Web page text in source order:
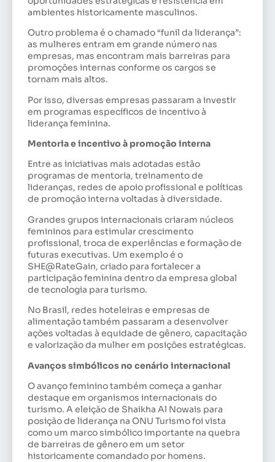
ambientes historicamente masculinos.
Outro problema é o chamado “funil da liderança”:
as mulheres entram em grande número nas
empresas, mas encontram mais barreiras para
promoções internas conforme os cargos se
tornam mais altos.
Por isso, diversas empresas passaram a investir
em programas específicos de incentivo à
liderança feminina.
Mentoria e incentivo à promoção interna
Entre as iniciativas mais adotadas estão
programas de mentoria, treinamento de
lideranças, redes de apoio profissional e políticas
de promoção interna voltadas à diversidade.
Grandes grupos internacionais criaram núcleos
femininos para estimular crescimento
profissional, troca de experiências e formação de
futuras executivas. Um exemplo é o
SHE@RateGain, criado para fortalecer a
participação feminina dentro da empresa global
de tecnologia para turismo.
No Brasil, redes hoteleiras e empresas de
alimentação também passaram a desenvolver
ações voltadas à equidade de gênero, capacitação
e valorização da mulher em posições estratégicas.
Avanços simbólicos no cenário internacional
O avanço feminino também começa a ganhar
destaque em organismos internacionais do
turismo. A eleição de Shaikha Al Nowais para
posição de liderança na ONU Turismo foi vista
como um marco simbólico importante na quebra
de barreiras de gênero em um setor
historicamente comandado por homens.